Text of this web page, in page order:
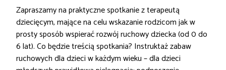
Zapraszamy na praktyczne spotkanie z terapeutą
dziecięcym, mające na celu wskazanie rodzicom jak w
prosty sposób wspierać rozwój ruchowy dziecka (od 0 do
6 lat). Co będzie treścią spotkania? Instruktaż zabaw
ruchowych dla dzieci w każdym wieku – dla dzieci